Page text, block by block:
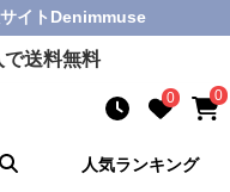
イト Denimmuse
で送料無料
0 0
人気ランキング